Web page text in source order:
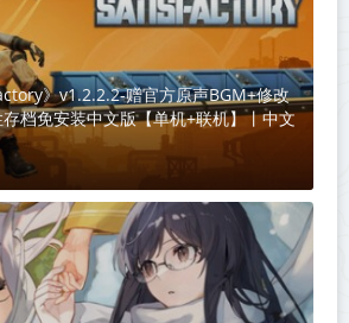
》v1.2.2.2-赠官方原声BGM+修改
档免安装中文版【单机+联机】丨中文